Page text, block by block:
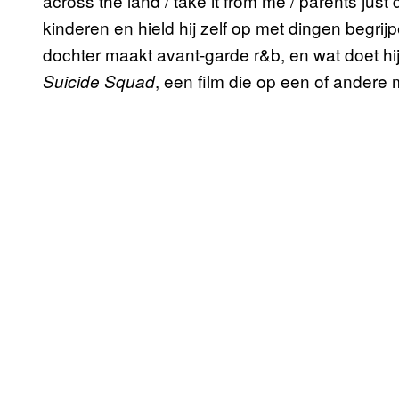
kinderen en hield hij zelf op met dingen
dochter maakt avant-garde r&b, en wat doet
Suicide Squad, een film die op een of andere